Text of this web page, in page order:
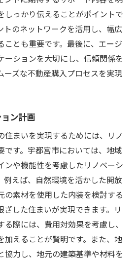
しっかり伝えることがポイントで
トのネットワークを活用し、幅広
ことも重要です。最後に、エージ
ーションを大切にし、信頼関係を
ーズな不動産購入プロセスを実現
ン計画
住まいを実現するためには、リノ
です。宇都宮市においては、地域
ンや機能性を考慮したリノベーシ
例えば、自然環境を活かした開放
の素材を使用した内装を検討する
ざした住まいが実現できます。リ
際には、費用対効果を考慮し、
加えることが賢明です。また、地
協力し、地元の建築基準や材料を